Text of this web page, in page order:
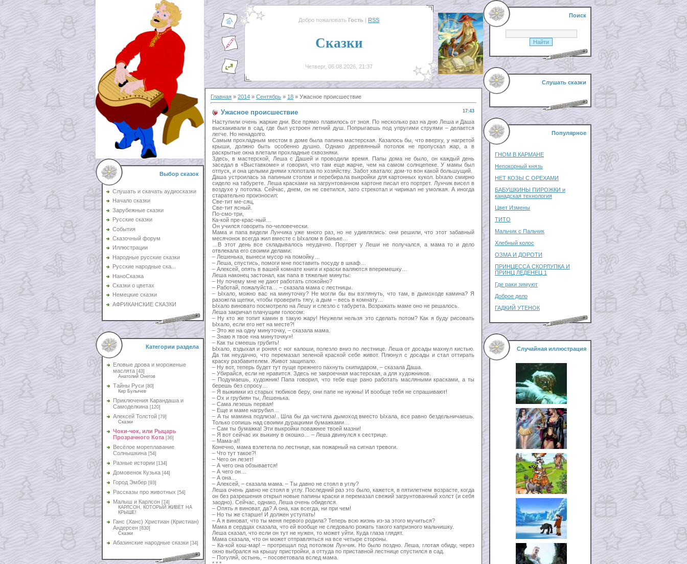
Выбор сказок
Слушать и скачать аудиосказки
Начало сказки
Зарубежные сказки
Русские сказки
События
Сказочный форум
Иллюстрации
Народные русские сказки
Русские народные ска...
НаноСказка
Сказки о цветах
Немецкие сказки
АФРИКАНСКИЕ СКАЗКИ
Категории раздела
Еловые дрова и мороженые
маслята [43]
Анатолий Онегов
Тайны Руси [80]
Кир Булычев
Приключения Карандаша и
Самоделкина [120]
Алексей Толстой [79]
Сказки
Чоки-чок, или Рыцарь
Прозрачного Кота [36]
Весёлое мореплавание
Солнышкина [54]
Разные истории [134]
Домовенок Кузька [44]
Город Эмбер [93]
Рассказы про животных [54]
Малыш и Карлсон [74]
КАРЛСОН, КОТОРЫЙ ЖИВЁТ НА
КРЫШЕ!
Ганс (Ханс) Христиан (Кристиан)
Андерсен [830]
Сказки
Абазинские народные сказки [34]
Добро пожаловать Гость | RSS
Сказки
Четверг, 06.08.2026, 21:37
Главная » 2014 » Сентябрь » 18 » Ужасное происшествие
17:43
Ужасное происшествие
Наступили очень жаркие дни. Все прямо плавилось от зноя. По несколько раз на дню Леша и Даша
выскакивали в сад, где был устроен летний душ. Попрыгаешь под упругими струями – делается
легче. Но ненадолго.
Самым прохладным местом в доме была папина мастерская. Казалось бы, что вверху, у нагретой
крыши, должно быть особенно душно. Однако деревянный потолок не пропускал жар, а в
раскрытые окна влетали прохладные сквозняки.
Здесь, в мастерской, Леша с Дашей и проводили время. Папы дома не было, он каждый день
заседал в «Выставкоме» и говорил, что там еще жарче, чем на самом солнцепеке. У мамы был
отпуск, и она целыми днями хлопотала по хозяйству. Забот хватало: дом-то вон какой большущий.
Даша устроилась за папиным столом и перебирала выкройки для картонных кукол. Ыхало смирно
сидело на табурете. Леша красками на загрунтованном картоне писал его портрет. Лунчик висел в
воздухе у потолка. Сейчас, днем, он не светился, зато стрекотал и чирикал не умолкая. А иногда
старательно произносил:
Све-тит ме-сяц,
Све-тит ясный.
По-смо-три,
Ка-кой пре-крас-ный…
Он учился говорить по-человечески.
Мама и папа видели Лунчика уже много раз, но не удивлялись: они решили, что этот забавный
месячонок всегда жил вместе с Ыхалом в баньке…
…В этот день все складывалось неудачно. Портрет у Леши не получался, а мама то и дело
отвлекала его своими делами:
– Лешенька, вынеси мусор на помойку…
– Леша, спустись, помоги мне поставить посуду в шкаф…
– Алексей, опять в вашей комнате книги и краски валяются вперемешку…
Леша наконец застонал, как папа в тяжелые минуты:
– Ну почему мне не дают работать спокойно?
– Работай, пожалуйста… – сказала мама с лестницы.
– Ыхало, можно вас на минуточку? Не могли бы вы взглянуть, что там, в дымоходе камина? Я
разожгла щепки, чтобы проверить тягу, а дым – весь в комнату…
Ыхало виновато посмотрело на Лешу и слезло с табурета. Возражать маме оно не решалось.
Леша закричал плачущим голосом:
– Ну кто же топит камин в такую жару! Неужели нельзя это сделать потом? Как я буду рисовать
Ыхало, если его нет на месте?!
– Это же на одну минуточку, – сказала мама.
– Знаю я твое «на минуточку»!
– Как ты смеешь грубить!
Ыхало, вздыхая и роняя с ног калоши, полезло вниз по лестнице. Леша от досады махнул кистью.
Да так неудачно, что перемазал зеленой краской себе живот. Плюнул с досады и стал оттирать
краску разбавителем. Живот защипало.
– Ну вот, теперь будет тут пуще прежнего пахнуть скипидаром, – сказала Даша.
– Убирайся, если не нравится. Здесь не закроечная мастерская, а для художников.
– Подумаешь, художник! Папа говорил, что тебе еще рано работать масляными красками, а ты
берешь без спросу…
– Я выжимки из старых тюбиков беру, они папе не нужны! И вообще тебя не спрашивают!
– Ох и грубиян ты, Лешенька.
– Сама лезешь первая!
– Еще и маме нагрубил…
– А ты мамина подлиза!.. Шла бы да чистила дымоход вместо Ыхала, все равно бездельничаешь.
Только сопишь над своими дурацкими бумажками…
– Сам ты бумажка! Эти выкройки поважнее твоей мазни!
– Я вот сейчас их выкину в окошко… – Леша двинулся к сестрице.
– Мама-а!!
Конечно, мама взлетела по лестнице, как пожарный на сигнал тревоги.
– Что тут такое?!
– Чего он лезет!
– А чего она обзывается!
– А чего он…
– А она…
– Алексей, – сказала мама. – Ты давно не стоял в углу?
Леша очень давно не стоял в углу. Последний раз это было, кажется, в пятилетнем возрасте, когда
он без разрешения открыл новые папины краски и перемазал свежий загрунтованный холст (и себя
заодно). Сейчас, однако, Леша очень обиделся.
– Опять я виноват, да? А она, как всегда, ни при чем!
– Но ты же старше! И должен уступать!
– А я виноват, что ты меня первого родила? Теперь всю жизнь из-за этого мучиться?
Мама в сердцах сказала, что ей вообще не следовало рожать такого капризного мальчишку.
Леша сказал, что если он тут не нужен, то может уйти. Куда глаза глядят.
Мама сказала, что он может отправляться на все четыре стороны.
– Ка-кой кош-мар! – протрещал под потолком Лунчик. Но было поздно. Леша, глотая обиду, через
окно выбрался на крышу пристройки, а оттуда по приставной лестнице спустился в сад.
– Погуляй, остынь, – посоветовала вслед мама.
Поиск
Слушать сказки
Популярное
ГНОМ В КАРМАНЕ
Непокорный князь
НЕТ КОЗЫ С ОРЕХАМИ
БАБУШКИНЫ ПИРОЖКИ и
канадская технология
Цвет Измены
ТИТО
Мальчик с Пальчик
Хлебный колос
ОЗМА И ДОРОТИ
ПРИНЦЕССА СКОРЛУПКА И
ПРИНЦ ЛЕДЕНЕЦ 1
Где раки зимуют
Доброе дело
ГАДКИЙ УТЕНОК
Случайная иллюстрация